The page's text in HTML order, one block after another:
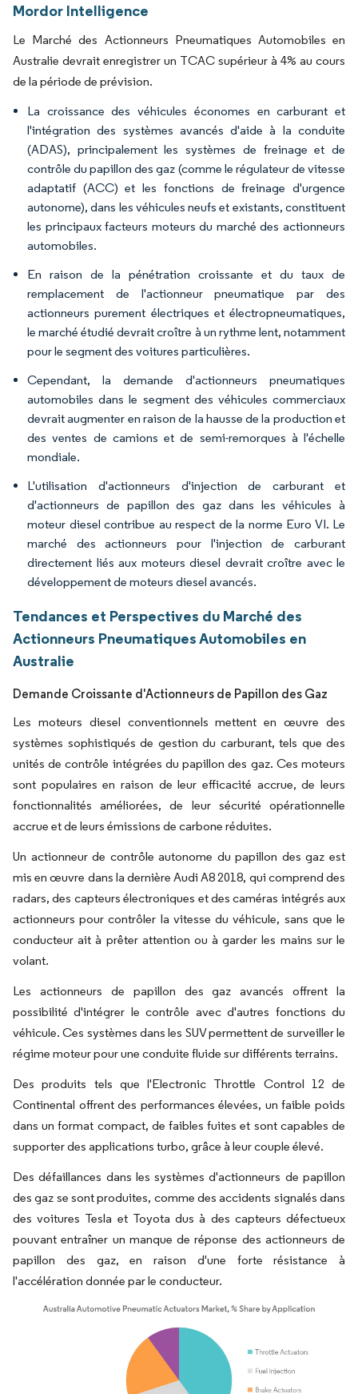
Mordor Intelligence
Le Marché des Actionneurs Pneumatiques Automobiles en
Australie devrait enregistrer un TCAC supérieur à 4% au cours
de la période de prévision.
La croissance des véhicules économes en carburant et
l'intégration des systèmes avancés d'aide à la conduite
(ADAS), principalement les systèmes de freinage et de
contrôle du papillon des gaz (comme le régulateur de vitesse
adaptatif (ACC) et les fonctions de freinage d'urgence
autonome), dans les véhicules neufs et existants, constituent
les principaux facteurs moteurs du marché des actionneurs
automobiles.
En raison de la pénétration croissante et du taux de
remplacement de l'actionneur pneumatique par des
actionneurs purement électriques et électropneumatiques,
le marché étudié devrait croître à un rythme lent, notamment
pour le segment des voitures particulières.
Cependant, la demande d'actionneurs pneumatiques
automobiles dans le segment des véhicules commerciaux
devrait augmenter en raison de la hausse de la production et
des ventes de camions et de semi-remorques à l'échelle
mondiale.
L'utilisation d'actionneurs d'injection de carburant et
d'actionneurs de papillon des gaz dans les véhicules à
moteur diesel contribue au respect de la norme Euro VI. Le
marché des actionneurs pour l'injection de carburant
directement liés aux moteurs diesel devrait croître avec le
développement de moteurs diesel avancés.
Tendances et Perspectives du Marché des
Actionneurs Pneumatiques Automobiles en
Australie
Demande Croissante d'Actionneurs de Papillon des Gaz
Les moteurs diesel conventionnels mettent en œuvre des
systèmes sophistiqués de gestion du carburant, tels que des
unités de contrôle intégrées du papillon des gaz. Ces moteurs
sont populaires en raison de leur efficacité accrue, de leurs
fonctionnalités améliorées, de leur sécurité opérationnelle
accrue et de leurs émissions de carbone réduites.
Un actionneur de contrôle autonome du papillon des gaz est
mis en œuvre dans la dernière Audi A8 2018, qui comprend des
radars, des capteurs électroniques et des caméras intégrés aux
actionneurs pour contrôler la vitesse du véhicule, sans que le
conducteur ait à prêter attention ou à garder les mains sur le
volant.
Les actionneurs de papillon des gaz avancés offrent la
possibilité d'intégrer le contrôle avec d'autres fonctions du
véhicule. Ces systèmes dans les SUV permettent de surveiller le
régime moteur pour une conduite fluide sur différents terrains.
Des produits tels que l'Electronic Throttle Control 12 de
Continental offrent des performances élevées, un faible poids
dans un format compact, de faibles fuites et sont capables de
supporter des applications turbo, grâce à leur couple élevé.
Des défaillances dans les systèmes d'actionneurs de papillon
des gaz se sont produites, comme des accidents signalés dans
des voitures Tesla et Toyota dus à des capteurs défectueux
pouvant entraîner un manque de réponse des actionneurs de
papillon des gaz, en raison d'une forte résistance à
l'accélération donnée par le conducteur.